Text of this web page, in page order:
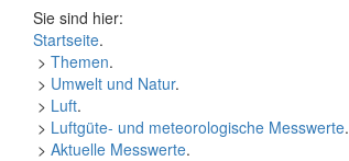
Sie sind hier:
Startseite.
> Themen.
> Umwelt und Natur.
> Luft.
> Luftgüte- und meteorologische Messwerte.
> Aktuelle Messwerte.